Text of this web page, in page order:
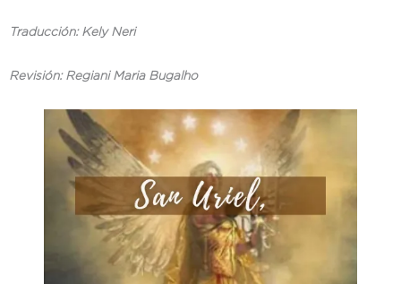
Traducción: Kely Neri
Revisión: Regiani Maria Bugalho